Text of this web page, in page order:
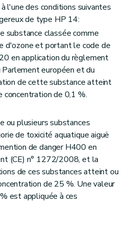
l'une des conditions suivantes
de type HP 14:
substance classée comme
d'ozone et portant le code de
en application du règlement
européen et du
de cette substance atteint
concentration de 0,1 %.
ou plusieurs substances
de toxicité aquatique aiguë
de danger H400 en
(CE) n° 1272/2008, et la
de ces substances atteint ou
de 25 %. Une valeur
est appliquée à ces